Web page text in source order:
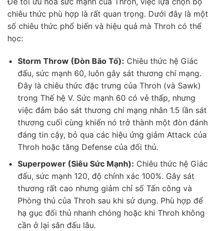
chiêu thức phù hợp là rất quan trọng. Dưới đây là một
số chiêu thức phổ biến và hiệu quả mà Throh có thể
học:
Storm Throw (Đòn Bão Tố): Chiêu thức hệ Giác
đấu, sức mạnh 60, luôn gây sát thương chí mạng.
Đây là chiêu thức đặc trưng của Throh (và Sawk)
trong Thế hệ V. Sức mạnh 60 có vẻ thấp, nhưng
việc đảm bảo sát thương chí mạng nhân 1.5 lần sát
thương cuối cùng khiến nó trở thành một đòn đánh
đáng tin cậy, bỏ qua các hiệu ứng giảm Attack của
Throh hoặc tăng Defense của đối thủ.
Superpower (Siêu Sức Mạnh): Chiêu thức hệ Giác
đấu, sức mạnh 120, độ chính xác 100%. Gây sát
thương rất cao nhưng giảm chỉ số Tấn công và
Phòng thủ của Throh sau khi sử dụng. Phù hợp để
hạ gục đối thủ nhanh chóng hoặc khi Throh không
cần ở lại sân đấu lâu.